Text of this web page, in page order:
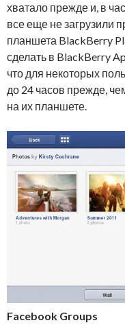
хватало прежде и, в
все еще не загрузили
планшета BlackBerry
сделать в BlackBerry
что для некоторых
до 24 часов прежде,
на их планшете.
Facebook Groups